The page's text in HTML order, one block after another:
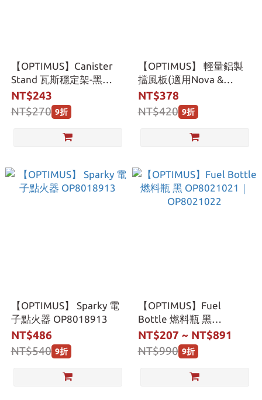
【OPTIMUS】Canister
Stand 瓦斯穩定架-黑
OP8021106
NT$243
NT$270 9折
【OPTIMUS】 輕量鋁製
擋風板(適用Nova &
Nova+ 及多數蜘蛛爐頭)
OP8016302
NT$378
NT$420 9折
【OPTIMUS】 Sparky 電
子點火器 OP8018913
NT$486
NT$540 9折
【OPTIMUS】Fuel
Bottle 燃料瓶 黑
OP8021021｜
OP8021022
NT$207 ~ NT$891
NT$990 9折